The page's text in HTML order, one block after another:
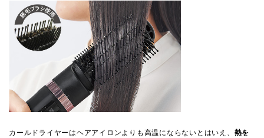
カールドライヤーはヘアアイロンよりも高温にならないとはいえ、 熱を